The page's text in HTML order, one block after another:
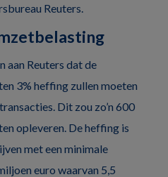
Reuters.
aan Reuters dat de
3% heffing zullen moeten
Dit zou zo’n 600
opleveren. De heffing is
met een minimale
euro waarvan 5,5